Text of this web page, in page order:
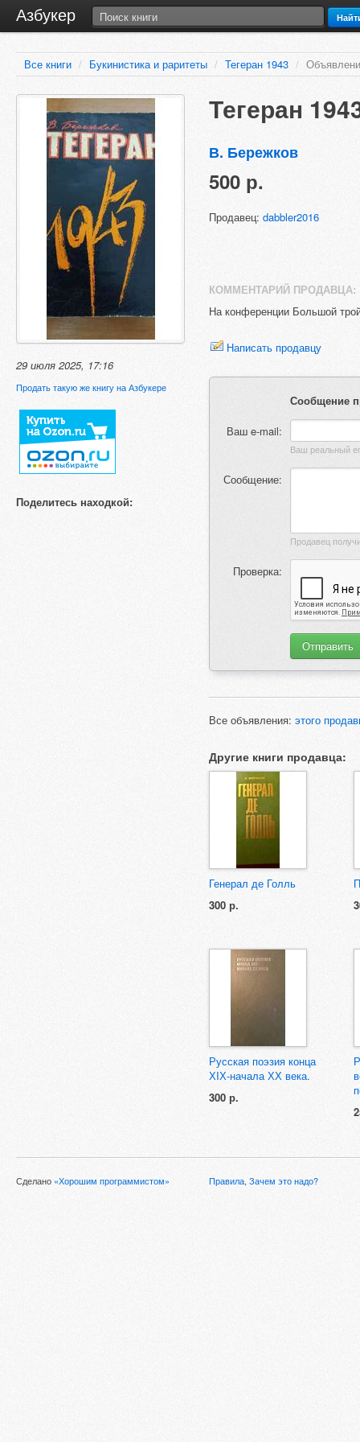
Азбукер
Все книги / Букинистика и раритеты / Тегеран 1943 /
29 июля 2025, 17:16
Продать такую же книгу на Азбукере
Поделитесь находкой:
Тегеран
В. Бережков
500 р.
Продавец: dabbler2016
КОММЕНТАРИЙ ПРОДАВЦА:
На конференции Большой
Написать продавцу
Сообщение
Ваш e-mail:
Сообщение:
Проверка:
Все объявления: этого
Другие книги продавца:
Генерал де Голль
300 р.
Русская поэзия конца
ХIХ-начала ХХ века.
300 р.
Сделано «Хорошим программистом» Правила, Зачем это надо?